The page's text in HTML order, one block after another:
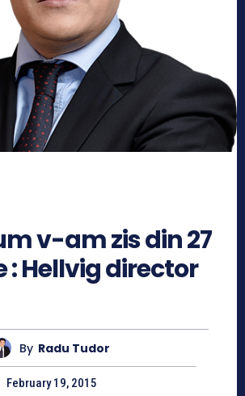
v-am zis din 27
: Hellvig director
By Radu Tudor
February 19, 2015